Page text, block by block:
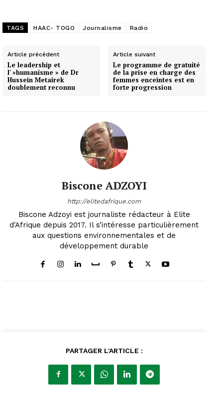
TAGS HAAC- TOGO Journalisme Radio
Article précédent
Le leadership et
l' »humanisme » de Dr
Hussein Metairek
doublement reconnu
Article suivant
Le programme de gratuité
de la prise en charge des
femmes enceintes est en
forte progression
Biscone ADZOYI
http://elitedafrique.com
Biscone Adzoyi est journaliste rédacteur à Elite
d'Afrique depuis 2017. Il s’intéresse particulièrement
aux questions environnementales et de
développement durable
PARTAGER L'ARTICLE :